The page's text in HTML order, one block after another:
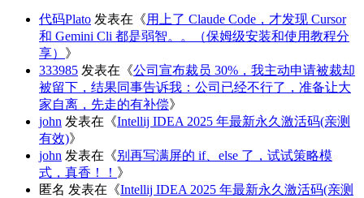
代码Plato 发表在《用上了 Claude Code，才发现 Cursor
和 Gemini Cli 都是弱智。。（保姆级安装和使用教程分
享） 》
333985 发表在《公司宣布裁员 30%，我主动申请被裁却
被留下，结果同事告诉我：公司已经不行了，准备让大
家自离，先走的有补偿》
john 发表在《Intellij IDEA 2025 年最新永久激活码(亲测
有效)》
john 发表在《别再写满屏的 if、else 了，试试策略模
式，真香！！ 》
匿名 发表在《Intellij IDEA 2025 年最新永久激活码(亲测